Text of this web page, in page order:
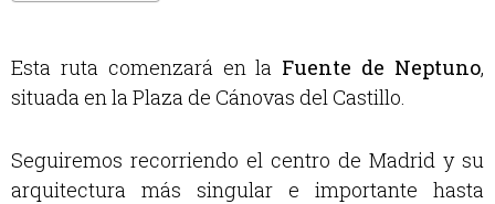
Esta ruta comenzará en la Fuente de Neptuno,
situada en la Plaza de Cánovas del Castillo.
Seguiremos recorriendo el centro de Madrid y su
arquitectura más singular e importante hasta